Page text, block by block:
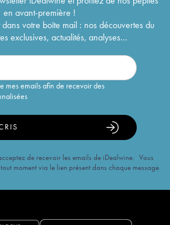
en avant-première !
votre boîte mail : nos découvertes du
exclusives, actualités, analyses...
mes emails afin de recevoir des
de recevoir les emails de iDealwine. Vous
moment via le lien présent dans chaque message.